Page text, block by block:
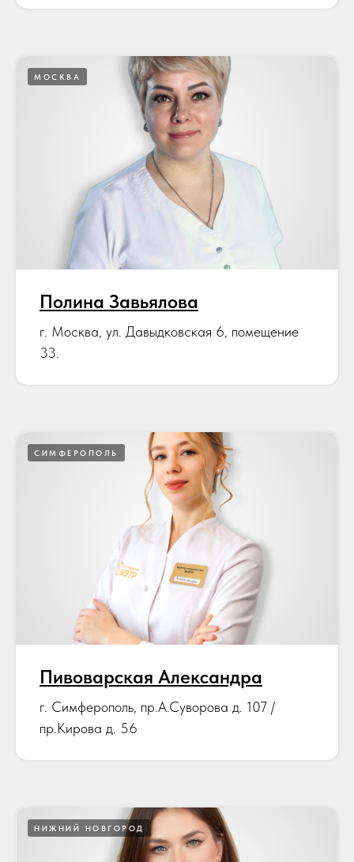
МОСКВА
Полина Завьялова
г. Москва, ул. Давыдковская 6, помещение
33.
СИМФЕРОПОЛЬ
Пивоварская Александра
г. Симферополь, пр.А.Суворова д. 107 /
пр.Кирова д. 56
НИЖНИЙ НОВГОРОД